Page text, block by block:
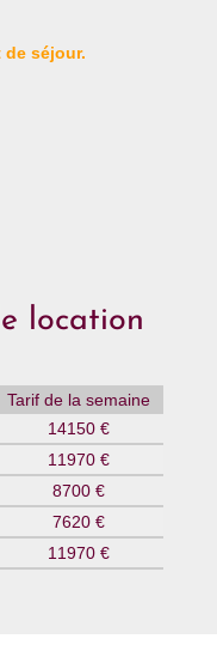
de séjour.
location
Tarif de la semaine
14150 €
11970 €
8700 €
7620 €
11970 €